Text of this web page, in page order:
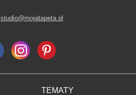
TEMATY
studio@mojatapeta.pl